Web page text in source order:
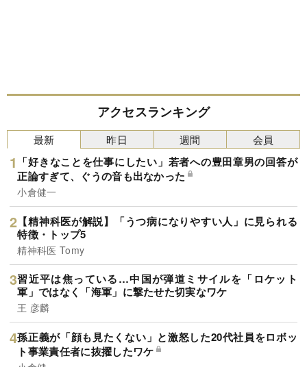
アクセスランキング
最新
「好きなことを仕事にしたい」若者への豊田章男の回答が
正論すぎて、ぐうの音も出なかった
小倉健一
【精神科医が解説】「うつ病になりやすい人」に見られる
特徴・トップ5
精神科医 Tomy
習近平は焦っている…中国が弾道ミサイルを「ロケット
軍」ではなく「海軍」に撃たせた切実なワケ
王 彦麟
孫正義が「顔も見たくない」と激怒した20代社員をロボッ
ト事業責任者に抜擢したワケ
昨日 週間 会員